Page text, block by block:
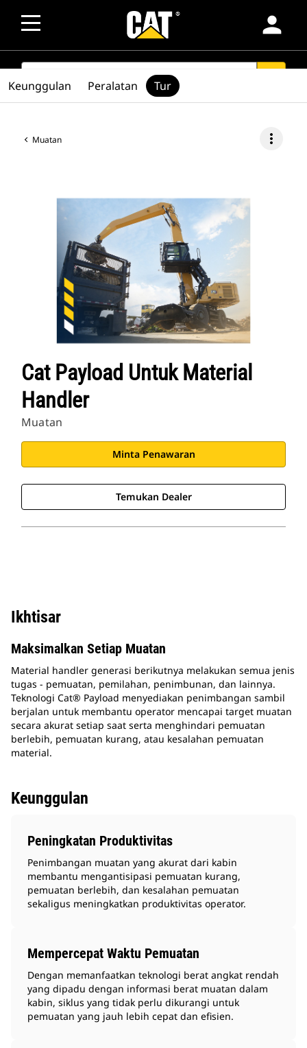
person
SEARCH
Muatan more_vert
Cat Payload Untuk Material
Handler
Muatan
Minta Penawaran
Temukan Dealer
Keunggulan Peralatan Tur
Ikhtisar
Maksimalkan Setiap Muatan
Material handler generasi berikutnya melakukan semua jenis
tugas - pemuatan, pemilahan, penimbunan, dan lainnya.
Teknologi Cat® Payload menyediakan penimbangan sambil
berjalan untuk membantu operator mencapai target muatan
secara akurat setiap saat serta menghindari pemuatan
berlebih, pemuatan kurang, atau kesalahan pemuatan
material.
Keunggulan
Peningkatan Produktivitas
Penimbangan muatan yang akurat dari kabin
membantu mengantisipasi pemuatan kurang,
pemuatan berlebih, dan kesalahan pemuatan
sekaligus meningkatkan produktivitas operator.
Mempercepat Waktu Pemuatan
Dengan memanfaatkan teknologi berat angkat rendah
yang dipadu dengan informasi berat muatan dalam
kabin, siklus yang tidak perlu dikurangi untuk
pemuatan yang jauh lebih cepat dan efisien.